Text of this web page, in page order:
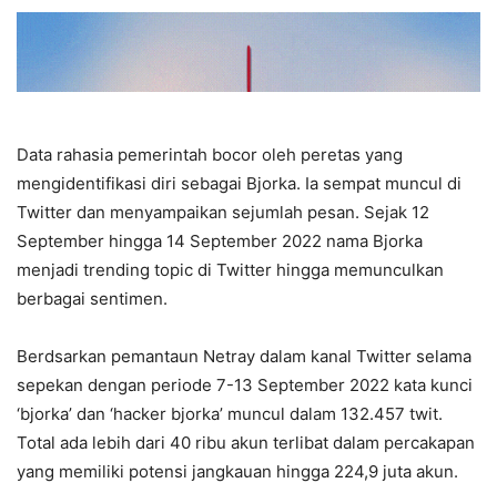
Data rahasia pemerintah bocor oleh peretas yang
mengidentifikasi diri sebagai Bjorka. Ia sempat muncul di
Twitter dan menyampaikan sejumlah pesan. Sejak 12
September hingga 14 September 2022 nama Bjorka
menjadi trending topic di Twitter hingga memunculkan
berbagai sentimen.
Berdsarkan pemantaun Netray dalam kanal Twitter selama
sepekan dengan periode 7-13 September 2022 kata kunci
‘bjorka’ dan ‘hacker bjorka’ muncul dalam 132.457 twit.
Total ada lebih dari 40 ribu akun terlibat dalam percakapan
yang memiliki potensi jangkauan hingga 224,9 juta akun.